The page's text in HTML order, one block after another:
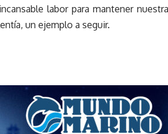
labor para mantener
un ejemplo a seguir.